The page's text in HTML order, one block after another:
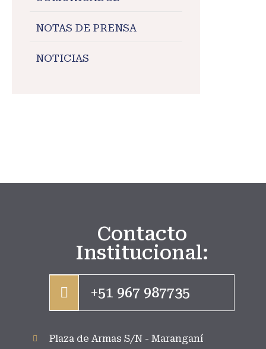
NOTAS DE PRENSA
NOTICIAS
Contacto
Institucional:
+51 967 987735
Plaza de Armas S/N - Maranganí